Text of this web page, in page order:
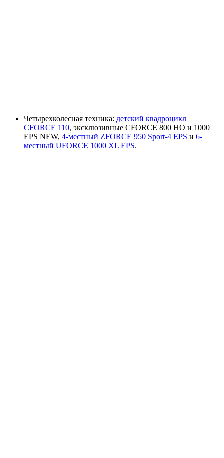
Четырехколесная техника: детский квадроцикл
CFORCE 110, эксклюзивные CFORCE 800 HO и 1000
EPS NEW, 4-местный ZFORCE 950 Sport-4 EPS и 6-
местный UFORCE 1000 XL EPS.